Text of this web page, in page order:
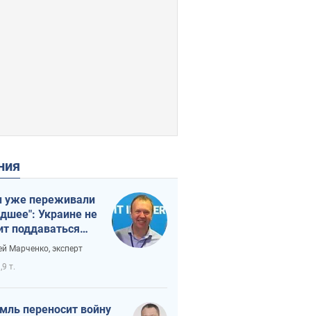
переживали
Украине не
поддаваться
из-за
Марченко, эксперт
т.
переносит войну